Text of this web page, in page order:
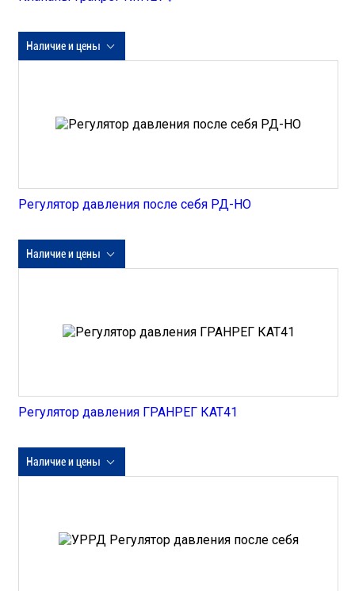
Наличие и цены
Регулятор давления после себя РД-НО
Наличие и цены
Регулятор давления ГРАНРЕГ КАТ41
Наличие и цены